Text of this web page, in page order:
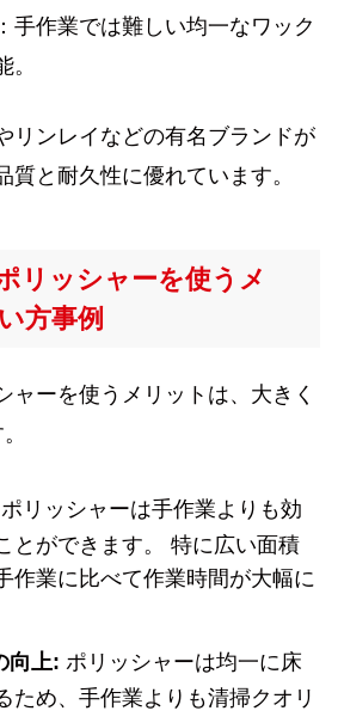
手作業では難しい均一なワック
リンレイなどの有名ブランドが
質と耐久性に優れています。
リッシャーを使うメ
方事例
ャーを使うメリットは、大きく
ポリッシャーは手作業よりも効
とができます。 特に広い面積
作業に比べて作業時間が大幅に
向上: ポリッシャーは均一に床
ため、手作業よりも清掃クオリ